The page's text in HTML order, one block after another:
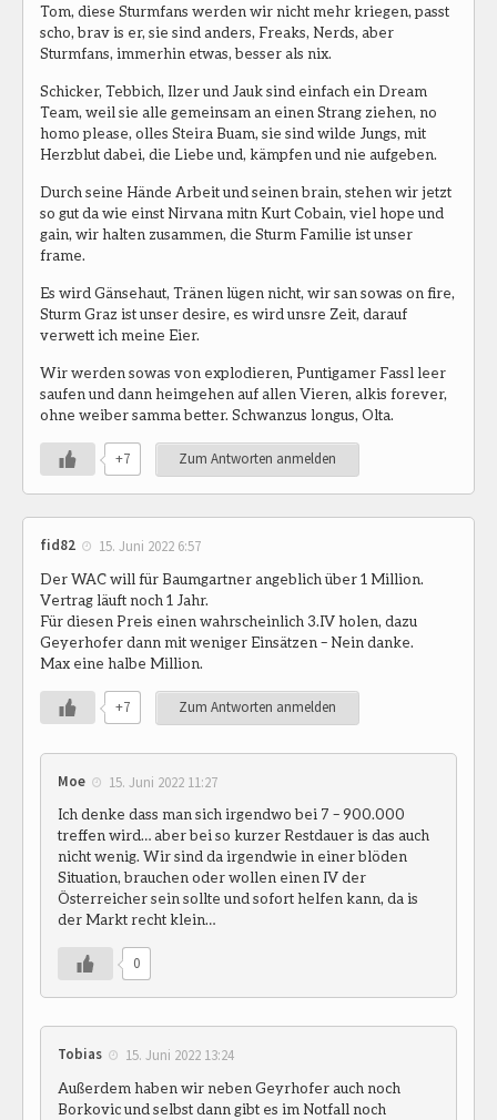
Tom, diese Sturmfans werden wir nicht mehr kriegen, passt
scho, brav is er, sie sind anders, Freaks, Nerds, aber
Sturmfans, immerhin etwas, besser als nix.
Schicker, Tebbich, Ilzer und Jauk sind einfach ein Dream
Team, weil sie alle gemeinsam an einen Strang ziehen, no
homo please, olles Steira Buam, sie sind wilde Jungs, mit
Herzblut dabei, die Liebe und, kämpfen und nie aufgeben.
Durch seine Hände Arbeit und seinen brain, stehen wir jetzt
so gut da wie einst Nirvana mitn Kurt Cobain, viel hope und
gain, wir halten zusammen, die Sturm Familie ist unser
frame.
Es wird Gänsehaut, Tränen lügen nicht, wir san sowas on fire,
Sturm Graz ist unser desire, es wird unsre Zeit, darauf
verwett ich meine Eier.
Wir werden sowas von explodieren, Puntigamer Fassl leer
saufen und dann heimgehen auf allen Vieren, alkis forever,
ohne weiber samma better. Schwanzus longus, Olta.
+7 Zum Antworten anmelden
fid82 15. Juni 2022 6:57
Der WAC will für Baumgartner angeblich über 1 Million.
Vertrag läuft noch 1 Jahr.
Für diesen Preis einen wahrscheinlich 3.IV holen, dazu
Geyerhofer dann mit weniger Einsätzen – Nein danke.
Max eine halbe Million.
+7 Zum Antworten anmelden
Moe 15. Juni 2022 11:27
Ich denke dass man sich irgendwo bei 7 – 900.000
treffen wird… aber bei so kurzer Restdauer is das auch
nicht wenig. Wir sind da irgendwie in einer blöden
Situation, brauchen oder wollen einen IV der
Österreicher sein sollte und sofort helfen kann, da is
der Markt recht klein…
0
Tobias 15. Juni 2022 13:24
Außerdem haben wir neben Geyrhofer auch noch
Borkovic und selbst dann gibt es im Notfall noch